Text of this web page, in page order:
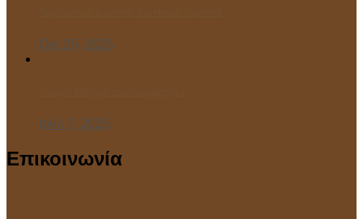
Οκτ 25, 2025
Ιούλ 7, 2025
Επικοινωνία